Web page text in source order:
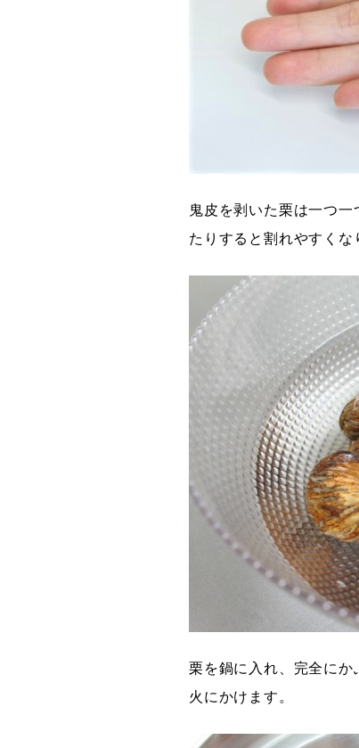
鬼皮を剥いた栗は一つ
たりすると割れやすくな
栗を鍋に入れ、完全にか
火にかけます。